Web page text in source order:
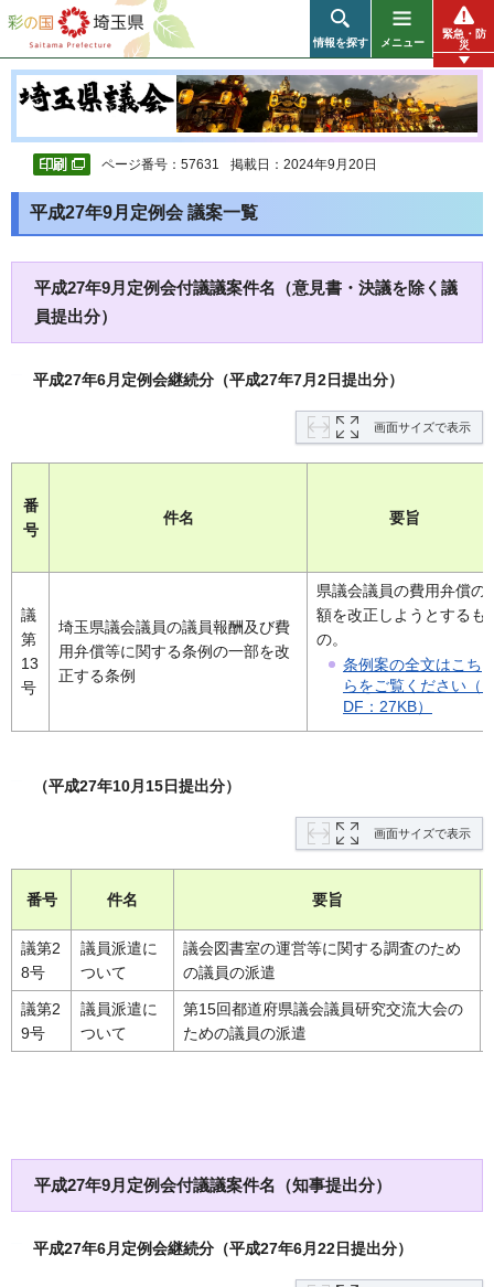
彩の国 埼玉県
情報を探す メニュー
緊急・防
災
ページ番号：57631 掲載日：2024年9月20日
平成27年9月定例会 議案一覧
平成27年9月定例会付議議案件名（意見書・決議を除く議
員提出分）
平成27年6月定例会継続分（平成27年7月2日提出分）
画面サイズで表示
番
号
件名 要旨
議
第
13
号
埼玉県議会議員の議員報酬及び費
用弁償等に関する条例の一部を改
正する条例
県議会議員の費用弁償の
額を改正しようとするも
の。
条例案の全文はこち
らをご覧ください（P
DF：27KB）
（平成27年10月15日提出分）
画面サイズで表示
番号 件名 要旨
議第2
8号
議員派遣に
ついて
議会図書室の運営等に関する調査のため
の議員の派遣
議第2
9号
議員派遣に
ついて
第15回都道府県議会議員研究交流大会の
ための議員の派遣
平成27年9月定例会付議議案件名（知事提出分）
平成27年6月定例会継続分（平成27年6月22日提出分）